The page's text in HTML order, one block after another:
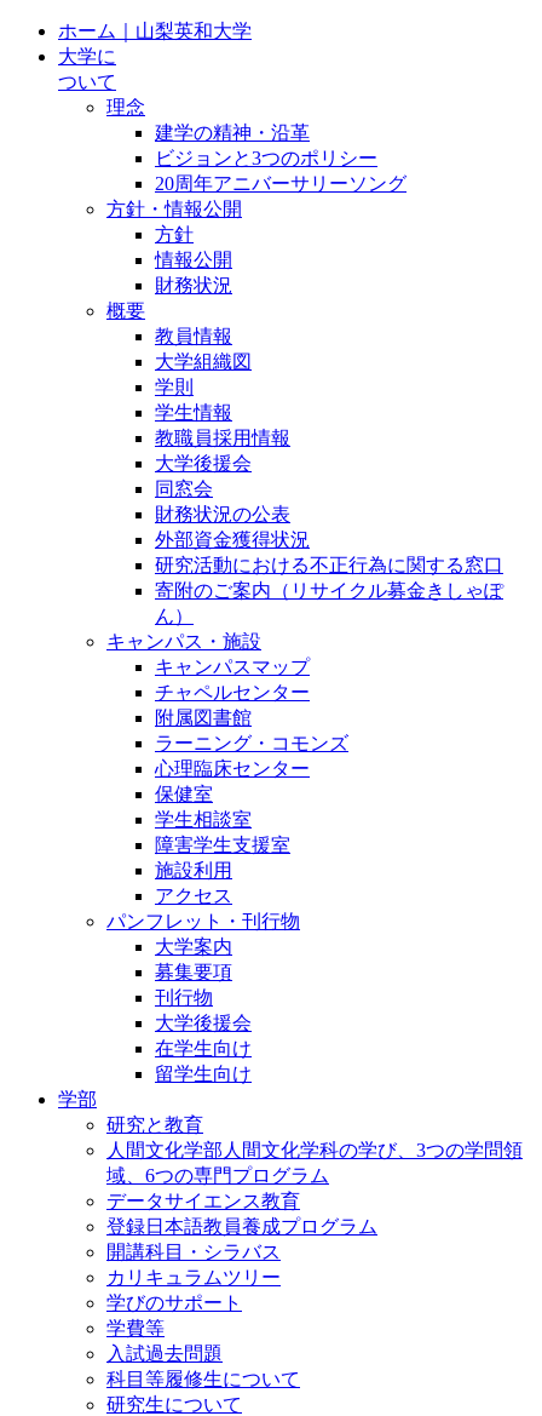
ホーム｜山梨英和大学
大学に
ついて
理念
建学の精神・沿革
ビジョンと3つのポリシー
20周年アニバーサリーソング
方針・情報公開
方針
情報公開
財務状況
概要
教員情報
大学組織図
学則
学生情報
教職員採用情報
大学後援会
同窓会
財務状況の公表
外部資金獲得状況
研究活動における不正行為に関する窓口
寄附のご案内（リサイクル募金きしゃぽ
ん）
キャンパス・施設
キャンパスマップ
チャペルセンター
附属図書館
ラーニング・コモンズ
心理臨床センター
保健室
学生相談室
障害学生支援室
施設利用
アクセス
パンフレット・刊行物
大学案内
募集要項
刊行物
大学後援会
在学生向け
留学生向け
学部
研究と教育
人間文化学部人間文化学科の学び、3つの学問領
域、6つの専門プログラム
データサイエンス教育
登録日本語教員養成プログラム
開講科目・シラバス
カリキュラムツリー
学びのサポート
学費等
入試過去問題
科目等履修生について
研究生について